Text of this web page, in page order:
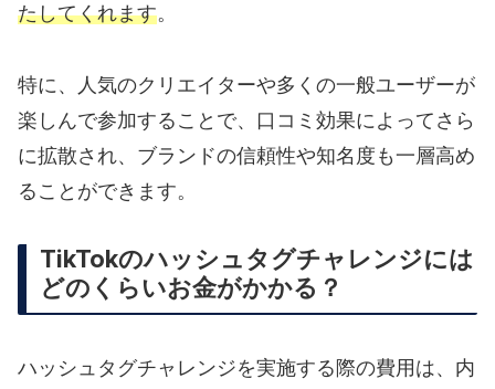
たしてくれます。
特に、人気のクリエイターや多くの一般ユーザーが
楽しんで参加することで、口コミ効果によってさら
に拡散され、ブランドの信頼性や知名度も一層高め
ることができます。
TikTokのハッシュタグチャレンジには
どのくらいお金がかかる？
ハッシュタグチャレンジを実施する際の費用は、内